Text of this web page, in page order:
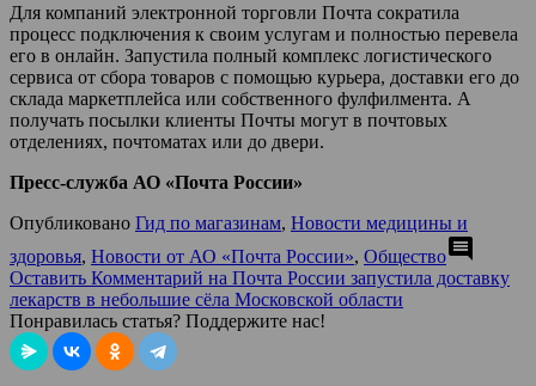
Для компаний электронной торговли Почта сократила
процесс подключения к своим услугам и полностью перевела
его в онлайн. Запустила полный комплекс логистического
сервиса от сбора товаров с помощью курьера, доставки его до
склада маркетплейса или собственного фулфилмента. А
получать посылки клиенты Почты могут в почтовых
отделениях, почтоматах или до двери.
Пресс-служба АО «Почта России»
Опубликовано Гид по магазинам, Новости медицины и
здоровья, Новости от АО «Почта России», Обществоcomment
Оставить Комментарий на Почта России запустила доставку
лекарств в небольшие сёла Московской области
Понравилась статья? Поддержите нас!